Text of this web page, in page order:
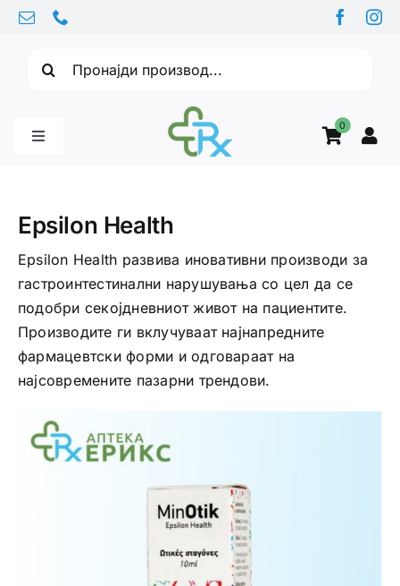
Skip
content
0
Toggle
Витамини
Здравје
Здравствени проблеми
Интимно здравје
Медицински апрати
Epsilon Health
Epsilon Health развива иновативни производи за
гастроинтестинални нарушувања со цел да се
подобри секојдневниот живот на пациентите.
Производите ги вклучуваат најнапредните
фармацевтски форми и одговараат на
најсовремените пазарни трендови.